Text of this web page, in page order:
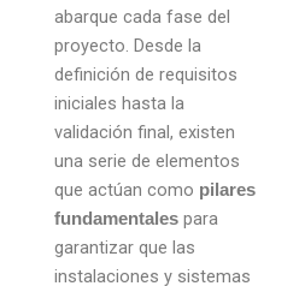
abarque cada fase del
proyecto. Desde la
definición de requisitos
iniciales hasta la
validación final, existen
una serie de elementos
que actúan como pilares
fundamentalespara
garantizar que las
instalaciones y sistemas